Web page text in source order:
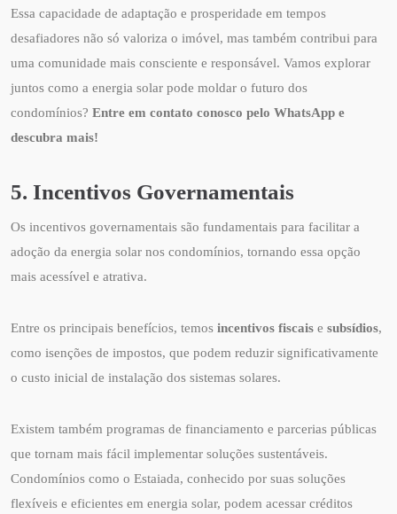
Essa capacidade de adaptação e prosperidade em tempos
desafiadores não só valoriza o imóvel, mas também contribui para
uma comunidade mais consciente e responsável. Vamos explorar
juntos como a energia solar pode moldar o futuro dos
condomínios? Entre em contato conosco pelo WhatsApp e
descubra mais!
5. Incentivos Governamentais
Os incentivos governamentais são fundamentais para facilitar a
adoção da energia solar nos condomínios, tornando essa opção
mais acessível e atrativa.
Entre os principais benefícios, temos incentivos fiscais e subsídios,
como isenções de impostos, que podem reduzir significativamente
o custo inicial de instalação dos sistemas solares.
Existem também programas de financiamento e parcerias públicas
que tornam mais fácil implementar soluções sustentáveis.
Condomínios como o Estaiada, conhecido por suas soluções
flexíveis e eficientes em energia solar, podem acessar créditos